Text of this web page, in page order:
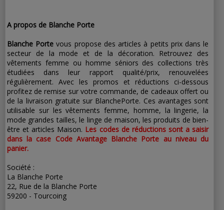
A propos de Blanche Porte
Blanche Porte vous propose des articles à petits prix dans le
secteur de la mode et de la décoration. Retrouvez des
vêtements femme ou homme séniors des collections très
étudiées dans leur rapport qualité/prix, renouvelées
régulièrement. Avec les promos et réductions ci-dessous
profitez de remise sur votre commande, de cadeaux offert ou
de la livraison gratuite sur BlanchePorte. Ces avantages sont
utilisable sur les vêtements femme, homme, la lingerie, la
mode grandes tailles, le linge de maison, les produits de bien-
être et articles Maison. Les codes de réductions sont a saisir
dans la case Code Avantage Blanche Porte au niveau du
panier.
Société :
La Blanche Porte
22, Rue de la Blanche Porte
59200 - Tourcoing